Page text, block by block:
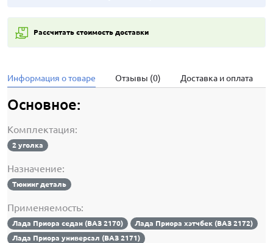
Рассчитать стоимость доставки
Информация о товаре Отзывы (0) Доставка и оплата
Основное:
Комплектация:
2 уголка
Назначение:
Тюнинг деталь
Применяемость:
Лада Приора седан (ВАЗ 2170)
Лада Приора хэтчбек (ВАЗ 2172)
Лада Приора универсал (ВАЗ 2171)